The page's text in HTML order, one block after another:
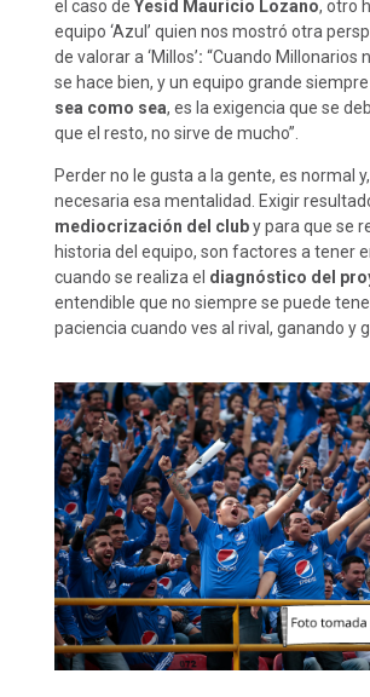
el caso de Yesid Mauricio Lozano, otro
equipo ‘Azul’ quien nos mostró otra
de valorar a ‘Millos’: “Cuando Millonarios
se hace bien, y un equipo grande
sea como sea, es la exigencia que se
que el resto, no sirve de mucho”.
Perder no le gusta a la gente, es normal
necesaria esa mentalidad. Exigir
mediocrización del cluby para que se
historia del equipo, son factores a tener
cuando se realiza el diagnóstico del
entendible que no siempre se puede
paciencia cuando ves al rival, ganando y